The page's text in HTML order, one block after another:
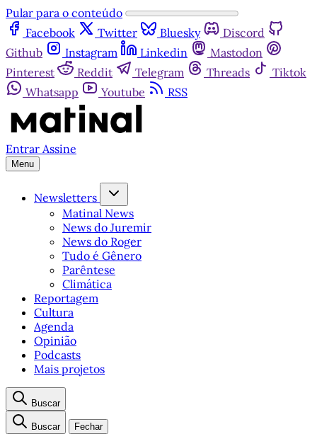
Pular para o conteúdo
Facebook
Twitter Bluesky
Discord
Github
Instagram Linkedin
Mastodon
Pinterest
Reddit Telegram Threads
Tiktok
Whatsapp
Youtube RSS
Entrar Assine
Menu
Newsletters
Matinal News
News do Juremir
News do Roger
Tudo é Gênero
Parêntese
Climática
Reportagem
Cultura
Agenda
Opinião
Podcasts
Mais projetos
Buscar
Buscar Fechar